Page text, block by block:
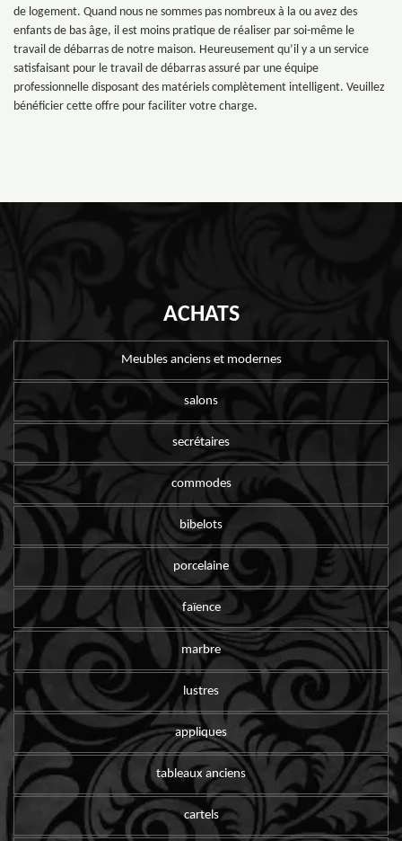
de logement. Quand nous ne sommes pas nombreux à la ou avez des
enfants de bas âge, il est moins pratique de réaliser par soi-même le
travail de débarras de notre maison. Heureusement qu’il y a un service
satisfaisant pour le travail de débarras assuré par une équipe
professionnelle disposant des matériels complètement intelligent. Veuillez
bénéficier cette offre pour faciliter votre charge.
ACHATS
Meubles anciens et modernes
salons
secrétaires
commodes
bibelots
porcelaine
faïence
marbre
lustres
appliques
tableaux anciens
cartels